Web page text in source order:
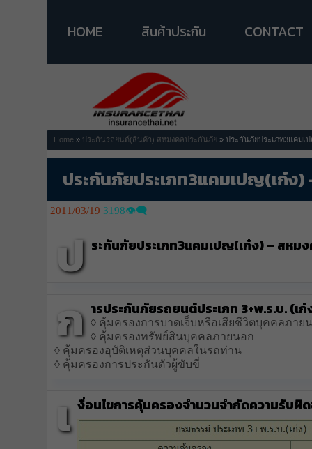
HOME สินค้าประกัน CONTACT
Home » ประกันรถยนต์(สินค้า) สหมงคลประกันภัย » ประกันภัยประเภท3แคมเ
ประกันภัยประเภท3แคมเปญ(เก๋ง
2011/03/193198👁️‍🗨️
ป ระกันภัยประเภท3แคมเปญ(เก๋ง) – สหม
ก ารประกันภัยรถยนต์ประเภท 3+พ.ร.บ. (เ
◊ คุ้มครองการบาดเจ็บหรือเสียชีวิตบุคคลภาย
◊ คุ้มครองทรัพย์สินบุคคลภายนอก
◊ คุ้มครองอุบัติเหตุส่วนบุคคลในรถท่าน
◊ คุ้มครองการประกันตัวผู้ขับขี่
เ งื่อนไขการคุ้มครองจำนวนจำกัดความรับผิด